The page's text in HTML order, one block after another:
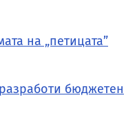
на „петицата”
бюджетен